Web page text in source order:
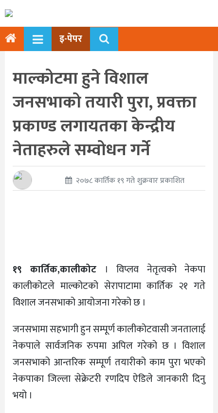
इ-पेपर
माल्कोटमा हुने विशाल
जनसभाको तयारी पुरा, प्रवक्ता
प्रकाण्ड लगायतका केन्द्रीय
नेताहरुले सम्वोधन गर्ने
२०७८ कार्तिक १९ गते शुक्रवार प्रकाशित
१९ कार्तिक,कालीकोट । विप्लव नेतृत्वको नेकपा
कालीकोटले माल्कोटको सेरापाटामा कार्तिक २१ गते
विशाल जनसभाको आयोजना गरेको छ ।
जनसभामा सहभागी हुन सम्पूर्ण कालीकोटवासी जनतालाई
नेकपाले सार्वजनिक रुपमा अपिल गरेको छ । विशाल
जनसभाको आन्तरिक सम्पूर्ण तयारीको काम पुरा भएको
नेकपाका जिल्ला सेक्रेटरी रणदिप ऐडिले जानकारी दिनु
भयो ।